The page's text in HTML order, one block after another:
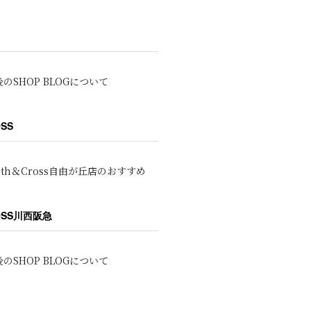
のSHOP BLOGについて
＆Cross自由が丘店のおすすめ
川西阪急
のSHOP BLOGについて